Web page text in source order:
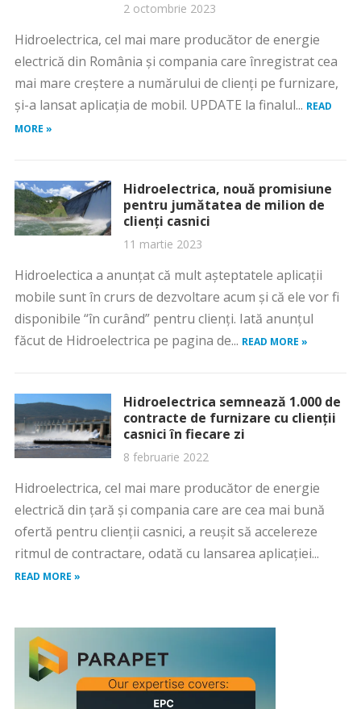
2 octombrie 2023
Hidroelectrica, cel mai mare producător de energie
electrică din România și compania care înregistrat cea
mai mare creștere a numărului de clienți pe furnizare,
și-a lansat aplicația de mobil. UPDATE la finalul... READ
MORE »
Hidroelectrica, nouă promisiune
pentru jumătatea de milion de
clienți casnici
11 martie 2023
Hidroelectica a anunțat că mult așteptatele aplicații
mobile sunt în crurs de dezvoltare acum și că ele vor fi
disponibile “în curând” pentru clienți. Iată anunțul
făcut de Hidroelectrica pe pagina de... READ MORE »
Hidroelectrica semnează 1.000 de
contracte de furnizare cu clienții
casnici în fiecare zi
8 februarie 2022
Hidroelectrica, cel mai mare producător de energie
electrică din țară și compania care are cea mai bună
ofertă pentru clienții casnici, a reușit să accelereze
ritmul de contractare, odată cu lansarea aplicației...
READ MORE »